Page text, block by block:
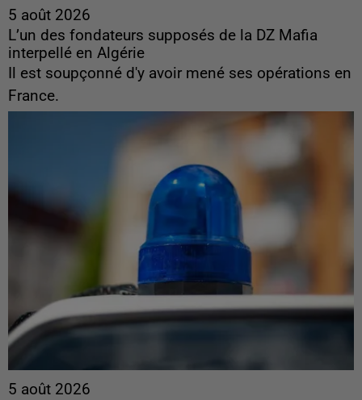
5 août 2026
L’un des fondateurs supposés de la DZ Mafia
interpellé en Algérie
Il est soupçonné d'y avoir mené ses opérations en
France.
5 août 2026